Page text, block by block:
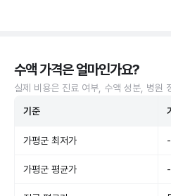
수액 가격은 얼마인가요?
실제 비용은 진료 여부, 수액 성분, 병원
기준
가평군 최저가 -
가평군 평균가 -